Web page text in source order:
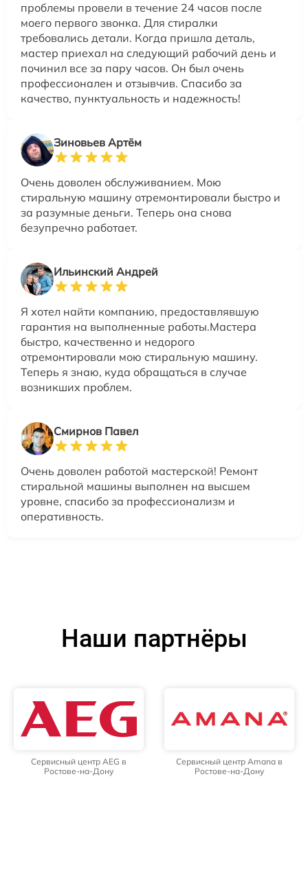
проблемы провели в течение 24 часов после
моего первого звонка. Для стиралки
требовались детали. Когда пришла деталь,
мастер приехал на следующий рабочий день и
починил все за пару часов. Он был очень
профессионален и отзывчив. Спасибо за
качество, пунктуальность и надежность!
Зиновьев Артём
Очень доволен обслуживанием. Мою
стиральную машину отремонтировали быстро и
за разумные деньги. Теперь она снова
безупречно работает.
Ильинский Андрей
Я хотел найти компанию, предоставлявшую
гарантия на выполненные работы.Мастера
быстро, качественно и недорого
отремонтировали мою стиральную машину.
Теперь я знаю, куда обращаться в случае
возникших проблем.
Смирнов Павел
Очень доволен работой мастерской! Ремонт
стиральной машины выполнен на высшем
уровне, спасибо за профессионализм и
оперативность.
Наши партнёры
Сервисный центр AEG в
Ростове-на-Дону
Сервисный центр Amana в
Ростове-на-Дону